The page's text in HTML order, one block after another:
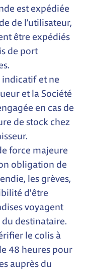
est expédiée
de l’utilisateur,
être expédiés
de port
indicatif et ne
et la Société
en cas de
de stock chez
force majeure
obligation de
les grèves,
d'être
voyagent
destinataire.
le colis à
48 heures pour
auprès du